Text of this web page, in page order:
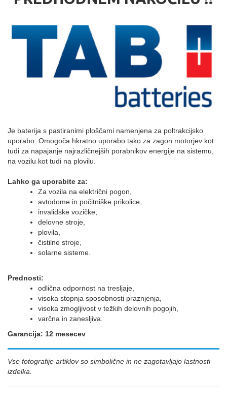
Je baterija s pastiranimi ploščami namenjena za poltrakcijsko
uporabo. Omogoča hkratno uporabo tako za zagon motorjev kot
tudi za napajanje najrazličnejših porabnikov energije na sistemu,
na vozilu kot tudi na plovilu.
Lahko ga uporabite za:
Za vozila na električni pogon,
avtodome in počitniške prikolice,
invalidske vozičke,
delovne stroje,
plovila,
čistilne stroje,
solarne sisteme.
Prednosti:
odlična odpornost na tresljaje,
visoka stopnja sposobnosti praznjenja,
visoka zmogljivost v težkih delovnih pogojih,
varčna in zanesljiva.
Garancija: 12 mesecev
Vse fotografije artiklov so simbolične in ne zagotavljajo lastnosti
izdelka.